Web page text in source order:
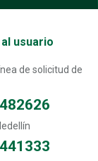
usuario
de solicitud de